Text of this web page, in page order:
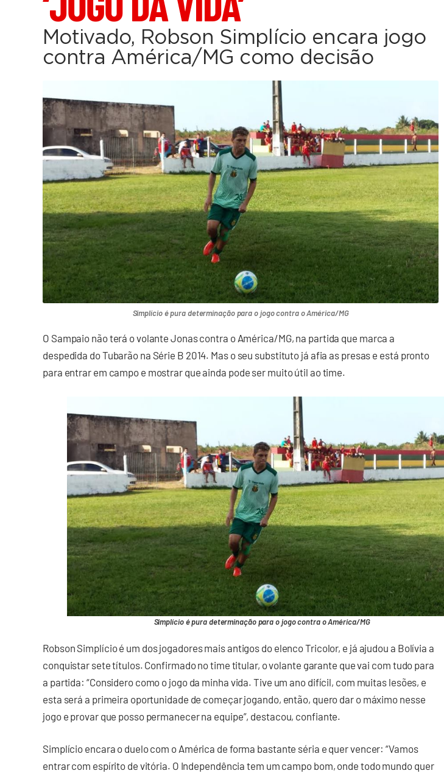
Motivado, Robson Simplício encara jogo
contra América/MG como decisão
Simplício é pura determinação para o jogo contra o América/MG
O Sampaio não terá o volante Jonas contra o América/MG, na partida que marca a
despedida do Tubarão na Série B 2014. Mas o seu substituto já afia as presas e está pronto
para entrar em campo e mostrar que ainda pode ser muito útil ao time.
Simplício é pura determinação para o jogo contra o América/MG
Robson Simplício é um dos jogadores mais antigos do elenco Tricolor, e já ajudou a Bolívia a
conquistar sete títulos. Confirmado no time titular, o volante garante que vai com tudo para
a partida: “Considero como o jogo da minha vida. Tive um ano difícil, com muitas lesões, e
esta será a primeira oportunidade de começar jogando, então, quero dar o máximo nesse
jogo e provar que posso permanecer na equipe”, destacou, confiante.
Simplício encara o duelo com o América de forma bastante séria e quer vencer: “Vamos
entrar com espírito de vitória. O Independência tem um campo bom, onde todo mundo quer